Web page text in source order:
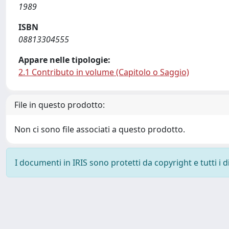
1989
ISBN
08813304555
Appare nelle tipologie:
2.1 Contributo in volume (Capitolo o Saggio)
File in questo prodotto:
Non ci sono file associati a questo prodotto.
I documenti in IRIS sono protetti da copyright e tutti i